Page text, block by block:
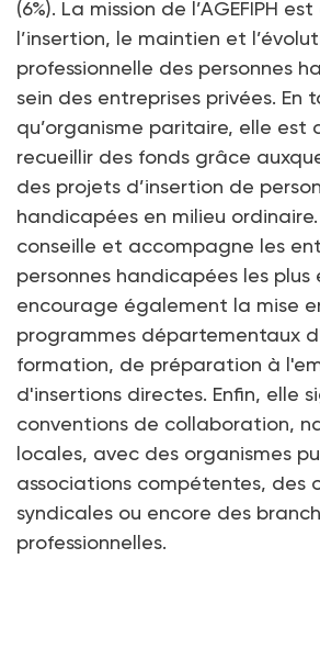
(6%). La mission de l’AGEFIPH
l’insertion, le maintien et
professionnelle des personnes
sein des entreprises privées. En
qu’organisme paritaire, elle est
recueillir des fonds grâce
des projets d’insertion de
handicapées en milieu ordinaire.
conseille et accompagne les
personnes handicapées les plus
encourage également la mise
programmes départementaux
formation, de préparation à
d'insertions directes. Enfin, elle
conventions de collaboration,
locales, avec des organismes
associations compétentes, des
syndicales ou encore des
professionnelles.